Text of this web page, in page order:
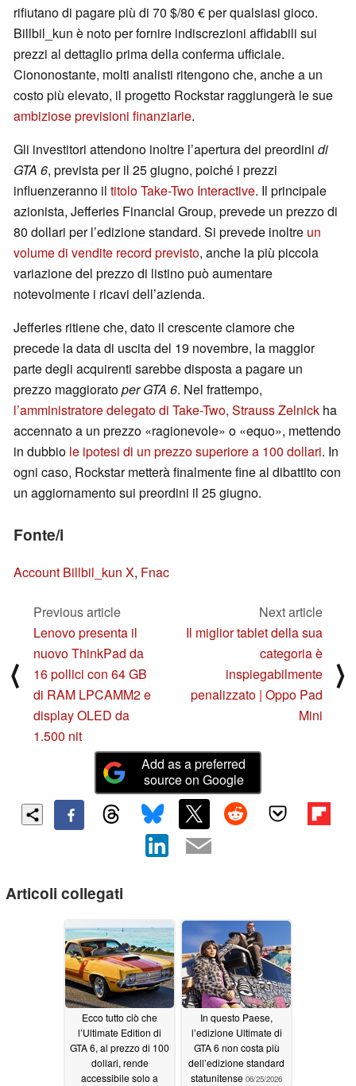
rifiutano di pagare più di 70 $/80 € per qualsiasi gioco.
Billbil_kun è noto per fornire indiscrezioni affidabili sui
prezzi al dettaglio prima della conferma ufficiale.
Ciononostante, molti analisti ritengono che, anche a un
costo più elevato, il progetto Rockstar raggiungerà le sue
ambiziose previsioni finanziarie.
Gli investitori attendono inoltre l’apertura dei preordini di
GTA 6, prevista per il 25 giugno, poiché i prezzi
influenzeranno il titolo Take-Two Interactive. Il principale
azionista, Jefferies Financial Group, prevede un prezzo di
80 dollari per l’edizione standard. Si prevede inoltre un
volume di vendite record previsto, anche la più piccola
variazione del prezzo di listino può aumentare
notevolmente i ricavi dell’azienda.
Jefferies ritiene che, dato il crescente clamore che
precede la data di uscita del 19 novembre, la maggior
parte degli acquirenti sarebbe disposta a pagare un
prezzo maggioratoper GTA 6. Nel frattempo,
l’amministratore delegato di Take-Two, Strauss Zelnick ha
accennato a un prezzo «ragionevole» o «equo», mettendo
in dubbio le ipotesi di un prezzo superiore a 100 dollari. In
ogni caso, Rockstar metterà finalmente fine al dibattito con
un aggiornamento sui preordini il 25 giugno.
Fonte/i
Account Billbil_kun X, Fnac
⟨
Previous article
Lenovo presenta il
nuovo ThinkPad da
16 pollici con 64 GB
di RAM LPCAMM2 e
display OLED da
1.500 nit
Next article
Il miglior tablet della sua
categoria è
inspiegabilmente
penalizzato | Oppo Pad
Mini
⟩
Add as a preferred
source on Google
Articoli collegati
Ecco tutto ciò che
l’Ultimate Edition di
GTA 6, al prezzo di 100
dollari, rende
accessibile solo a
In questo Paese,
l’edizione Ultimate di
GTA 6 non costa più
dell’edizione standard
statunitense 06/25/2026